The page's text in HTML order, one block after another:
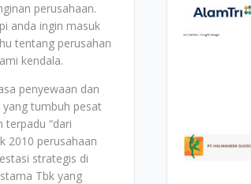
perusahaan.
anda ingin masuk
tentang perusahan
kendala.
penyewaan dan
tumbuh pesat
“dari
2010 perusahaan
strategis di
Tbk yang